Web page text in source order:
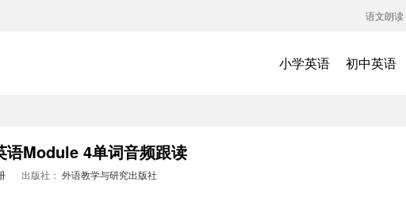
语文朗读
小学英语 初中英语
语Module 4单词音频跟读
出版社： 外语教学与研究出版社